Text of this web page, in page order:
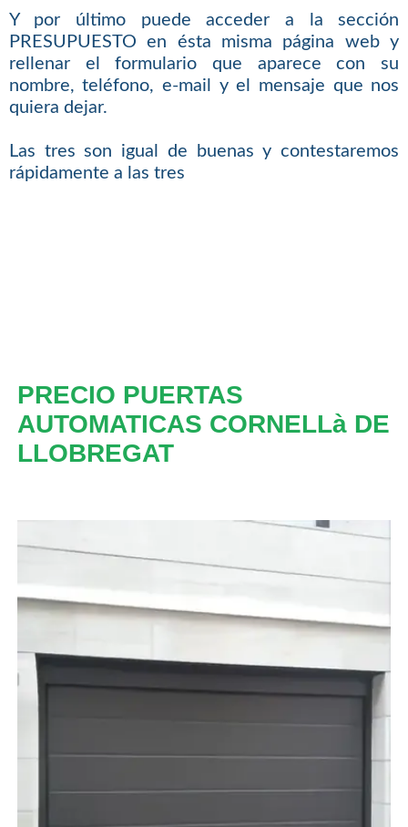
Y por último puede acceder a la sección
PRESUPUESTO en ésta misma página web y
rellenar el formulario que aparece con su
nombre, teléfono, e-mail y el mensaje que nos
quiera dejar.
Las tres son igual de buenas y contestaremos
rápidamente a las tres
PRECIO PUERTAS
AUTOMATICAS CORNELLà DE
LLOBREGAT